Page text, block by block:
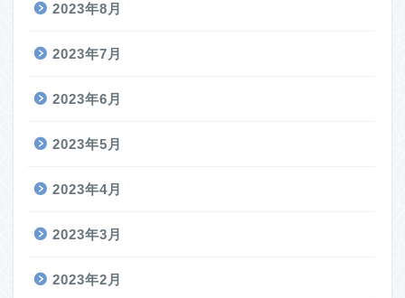
2023年8月
2023年7月
2023年6月
2023年5月
2023年4月
2023年3月
2023年2月